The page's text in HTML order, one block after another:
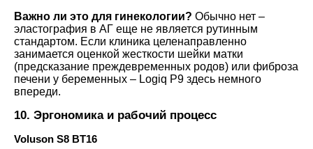
Важно ли это для гинекологии? Обычно нет –
эластография в АГ еще не является рутинным
стандартом. Если клиника целенаправленно
занимается оценкой жесткости шейки матки
(предсказание преждевременных родов) или фиброза
печени у беременных – Logiq P9 здесь немного
впереди.
10. Эргономика и рабочий процесс
Voluson S8 BT16